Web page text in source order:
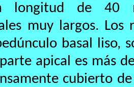
longitud de 40
muy largos. Los
basal liso,
apical es más
cubierto